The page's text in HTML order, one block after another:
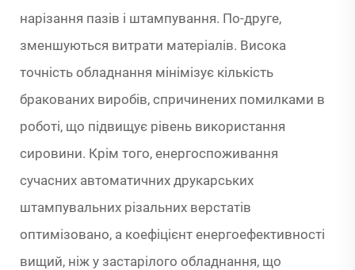
нарізання пазів і штампування. По-друге,
зменшуються витрати матеріалів. Висока
точність обладнання мінімізує кількість
бракованих виробів, спричинених помилками в
роботі, що підвищує рівень використання
сировини. Крім того, енергоспоживання
сучасних автоматичних друкарських
штампувальних різальних верстатів
оптимізовано, а коефіцієнт енергоефективності
вищий, ніж у застарілого обладнання, що